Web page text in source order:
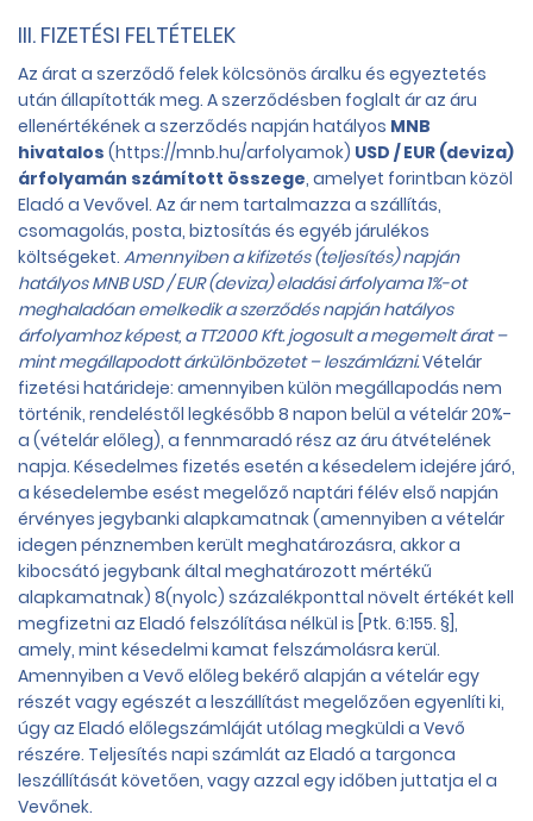
III. FIZETÉSI FELTÉTELEK
Az árat a szerződő felek kölcsönös áralku és egyeztetés
után állapították meg. A szerződésben foglalt ár az áru
ellenértékének a szerződés napján hatályos MNB
hivatalos (https://mnb.hu/arfolyamok) USD / EUR (deviza)
árfolyamán számított összege, amelyet forintban közöl
Eladó a Vevővel. Az ár nem tartalmazza a szállítás,
csomagolás, posta, biztosítás és egyéb járulékos
költségeket. Amennyiben a kifizetés (teljesítés) napján
hatályos MNB USD / EUR (deviza) eladási árfolyama 1%-ot
meghaladóan emelkedik a szerződés napján hatályos
árfolyamhoz képest, a TT2000 Kft. jogosult a megemelt árat –
mint megállapodott árkülönbözetet – leszámlázni.Vételár
fizetési határideje: amennyiben külön megállapodás nem
történik, rendeléstől legkésőbb 8 napon belül a vételár 20%-
a (vételár előleg), a fennmaradó rész az áru átvételének
napja. Késedelmes fizetés esetén a késedelem idejére járó,
a késedelembe esést megelőző naptári félév első napján
érvényes jegybanki alapkamatnak (amennyiben a vételár
idegen pénznemben került meghatározásra, akkor a
kibocsátó jegybank által meghatározott mértékű
alapkamatnak) 8(nyolc) százalékponttal növelt értékét kell
megfizetni az Eladó felszólítása nélkül is [Ptk. 6:155. §],
amely, mint késedelmi kamat felszámolásra kerül.
Amennyiben a Vevő előleg bekérő alapján a vételár egy
részét vagy egészét a leszállítást megelőzően egyenlíti ki,
úgy az Eladó előlegszámláját utólag megküldi a Vevő
részére. Teljesítés napi számlát az Eladó a targonca
leszállítását követően, vagy azzal egy időben juttatja el a
Vevőnek.